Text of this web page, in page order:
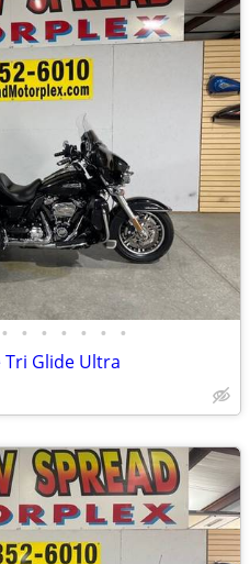
• • • • • • •
Tri Glide Ultra